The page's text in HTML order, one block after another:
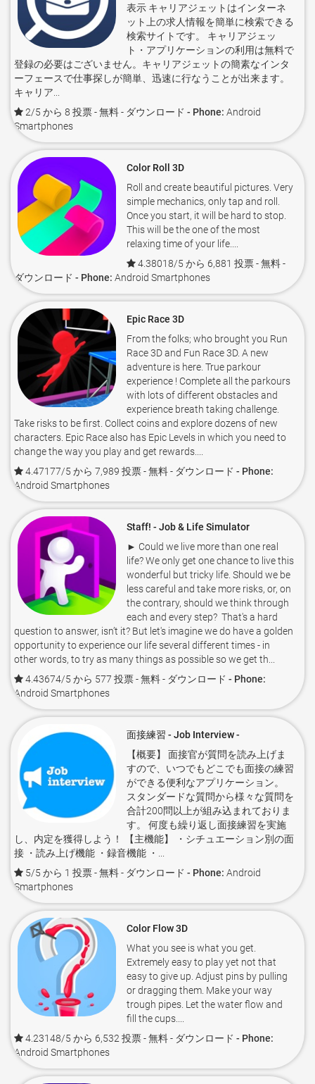
表示 キャリアジェットはインターネ
ット上の求人情報を簡単に検索できる
検索サイトです。 キャリアジェッ
ト・アプリケーションの利用は無料で
登録の必要はございません。キャリアジェットの簡素なインタ
ーフェースで仕事探しが簡単、迅速に行なうことが出来ます。
キャリア...
2/5 から 8 投票- 無料 - ダウンロード - Phone: Android
Smartphones
Color Roll 3D
Roll and create beautiful pictures. Very
simple mechanics, only tap and roll.
Once you start, it will be hard to stop.
This will be the one of the most
relaxing time of your life....
4.38018/5 から 6,881 投票- 無料 -
ダウンロード - Phone: Android Smartphones
Epic Race 3D
From the folks; who brought you Run
Race 3D and Fun Race 3D. A new
adventure is here. True parkour
experience ! Complete all the parkours
with lots of different obstacles and
experience breath taking challenge.
Take risks to be first. Collect coins and explore dozens of new
characters. Epic Race also has Epic Levels in which you need to
change the way you play and get rewards....
4.47177/5 から 7,989 投票- 無料 - ダウンロード - Phone:
Android Smartphones
Staff! - Job & Life Simulator
► Could we live more than one real
life? We only get one chance to live this
wonderful but tricky life. Should we be
less careful and take more risks, or, on
the contrary, should we think through
each and every step? That's a hard
question to answer, isn’t it? But let's imagine we do have a golden
opportunity to experience our life several different times - in
other words, to try as many things as possible so we get th...
4.43674/5 から 577 投票- 無料 - ダウンロード - Phone:
Android Smartphones
面接練習 - Job Interview -
【概要】 面接官が質問を読み上げま
すので、いつでもどこでも面接の練習
ができる便利なアプリケーション。
スタンダードな質問から様々な質問を
合計200問以上が組み込まれておりま
す。 何度も繰り返し面接練習を実施
し、内定を獲得しよう！ 【主機能】 ・シチュエーション別の面
接 ・読み上げ機能 ・録音機能 ・...
5/5 から 1 投票- 無料 - ダウンロード - Phone: Android
Smartphones
Color Flow 3D
What you see is what you get.
Extremely easy to play yet not that
easy to give up. Adjust pins by pulling
or dragging them. Make your way
trough pipes. Let the water flow and
fill the cups....
4.23148/5 から 6,532 投票- 無料 - ダウンロード - Phone:
Android Smartphones